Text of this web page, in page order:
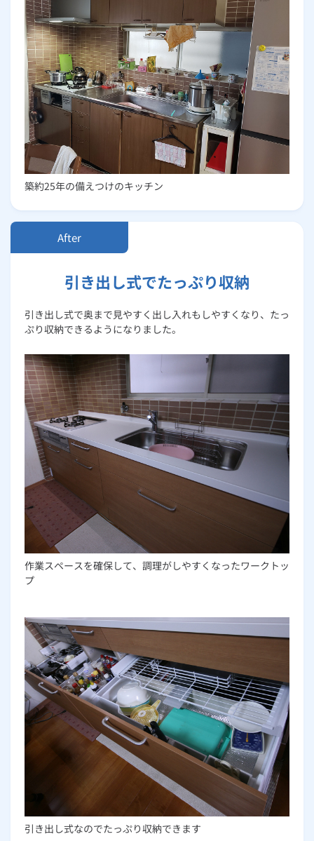
築約25年の備えつけのキッチン
引き出し式でたっぷり収納
引き出し式で奥まで見やすく出し入れもしやすくなり、たっ
ぷり収納できるようになりました。
作業スペースを確保して、調理がしやすくなったワークトッ
プ
引き出し式なのでたっぷり収納できます